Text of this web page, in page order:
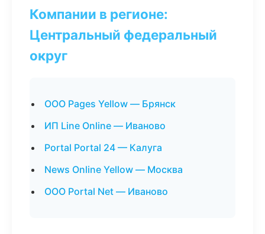
Компании в регионе:
Центральный федеральный
округ
ООО Pages Yellow — Брянск
ИП Line Online — Иваново
Portal Portal 24 — Калуга
News Online Yellow — Москва
ООО Portal Net — Иваново